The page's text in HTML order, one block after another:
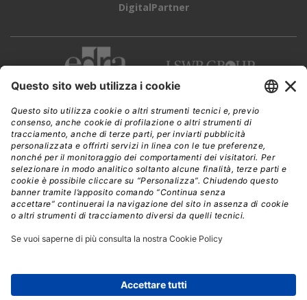
DigitalPartner
CWI è una testata giornalistica diEdra Edizioni s.r.l.
Direzione, amministrazione, redazione, pubblicità
Viale Enrico Forlanini 21 - 20134 Milano
Tel. +39 02 881841
C.F./P IVA 13002100157
www.edraedizioni.it|Privacy
Follow Us